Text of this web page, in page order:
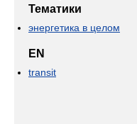
Тематики
энергетика в целом
EN
transit